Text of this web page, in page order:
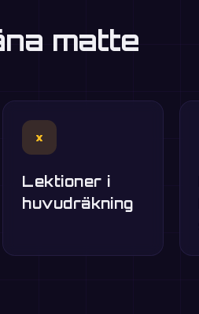
matte
×
Lektioner i
huvudräkning